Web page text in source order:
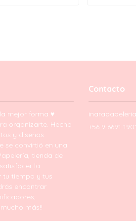
mejor forma ♥.
organizarte. Hecho
y diseños
se convirtió en una
tienda de
la
tu tiempo y tus
encontrar
más!!
Contacto
+56 9 6691 1901